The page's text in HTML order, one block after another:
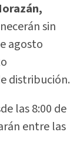
sin
agosto
distribución.
las 8:00 de
entre las